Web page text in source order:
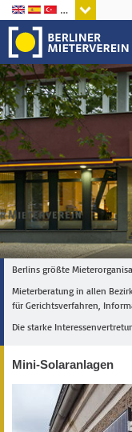
Sprachen
Berlins größte
Mieterberatung in allen
für Gerichtsverfahren,
Die starke
Mini-Solaranlagen